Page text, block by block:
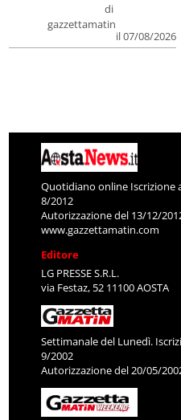
di
gazzettamatin
il 07/08/2026
Quotidiano online Iscrizione
8/2012
Autorizzazione del 13/12/
www.gazzettamatin.com
Editore
LG PRESSE S.R.L.
via Festaz, 52 11100 AOSTA
Settimanale del Lunedì.
9/2002
Autorizzazione del 20/05/